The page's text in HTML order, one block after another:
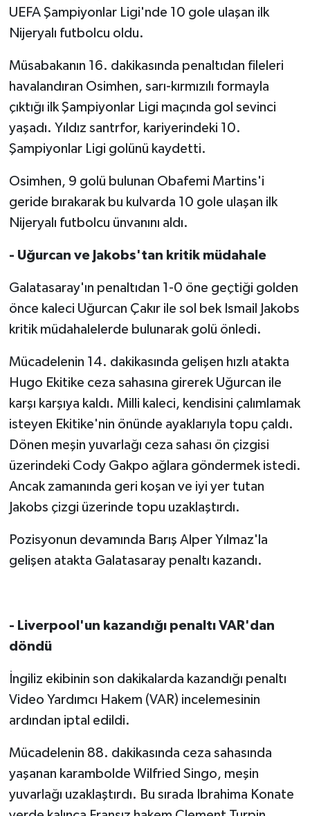
UEFA Şampiyonlar Ligi'nde 10 gole ulaşan ilk
Nijeryalı futbolcu oldu.
Müsabakanın 16. dakikasında penaltıdan fileleri
havalandıran Osimhen, sarı-kırmızılı formayla
çıktığı ilk Şampiyonlar Ligi maçında gol sevinci
yaşadı. Yıldız santrfor, kariyerindeki 10.
Şampiyonlar Ligi golünü kaydetti.
Osimhen, 9 golü bulunan Obafemi Martins'i
geride bırakarak bu kulvarda 10 gole ulaşan ilk
Nijeryalı futbolcu ünvanını aldı.
- Uğurcan ve Jakobs'tan kritik müdahale
Galatasaray'ın penaltıdan 1-0 öne geçtiği golden
önce kaleci Uğurcan Çakır ile sol bek Ismail Jakobs
kritik müdahalelerde bulunarak golü önledi.
Mücadelenin 14. dakikasında gelişen hızlı atakta
Hugo Ekitike ceza sahasına girerek Uğurcan ile
karşı karşıya kaldı. Milli kaleci, kendisini çalımlamak
isteyen Ekitike'nin önünde ayaklarıyla topu çaldı.
Dönen meşin yuvarlağı ceza sahası ön çizgisi
üzerindeki Cody Gakpo ağlara göndermek istedi.
Ancak zamanında geri koşan ve iyi yer tutan
Jakobs çizgi üzerinde topu uzaklaştırdı.
Pozisyonun devamında Barış Alper Yılmaz'la
gelişen atakta Galatasaray penaltı kazandı.
- Liverpool'un kazandığı penaltı VAR'dan
döndü
İngiliz ekibinin son dakikalarda kazandığı penaltı
Video Yardımcı Hakem (VAR) incelemesinin
ardından iptal edildi.
Mücadelenin 88. dakikasında ceza sahasında
yaşanan karambolde Wilfried Singo, meşin
yuvarlağı uzaklaştırdı. Bu sırada Ibrahima Konate